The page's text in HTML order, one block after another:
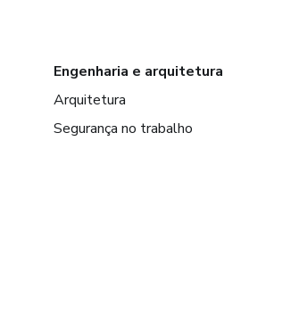
Engenharia e arquitetura
Arquitetura
Segurança no trabalho